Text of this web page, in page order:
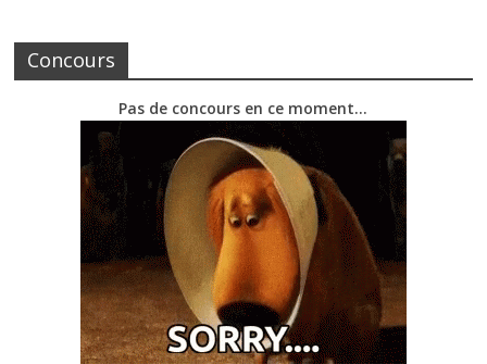
Concours
Pas de concours en ce moment…